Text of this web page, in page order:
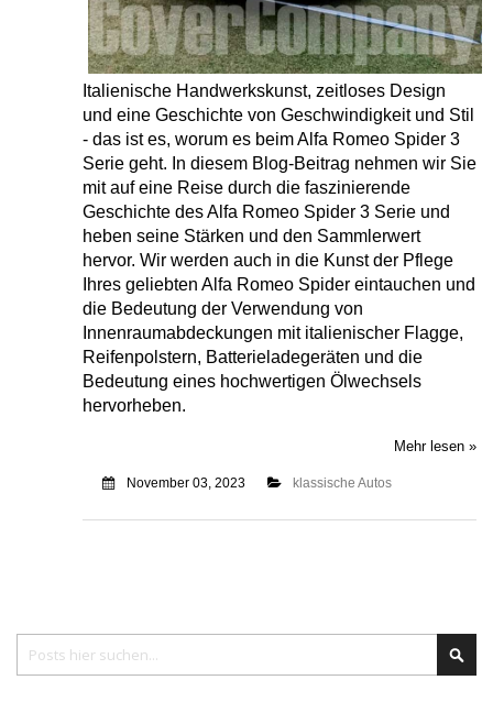
Italienische Handwerkskunst, zeitloses Design
und eine Geschichte von Geschwindigkeit und Stil
- das ist es, worum es beim Alfa Romeo Spider 3
Serie geht. In diesem Blog-Beitrag nehmen wir Sie
mit auf eine Reise durch die faszinierende
Geschichte des Alfa Romeo Spider 3 Serie und
heben seine Stärken und den Sammlerwert
hervor. Wir werden auch in die Kunst der Pflege
Ihres geliebten Alfa Romeo Spider eintauchen und
die Bedeutung der Verwendung von
Innenraumabdeckungen mit italienischer Flagge,
Reifenpolstern, Batterieladegeräten und die
Bedeutung eines hochwertigen Ölwechsels
hervorheben.
Mehr lesen »
November 03, 2023 klassische Autos